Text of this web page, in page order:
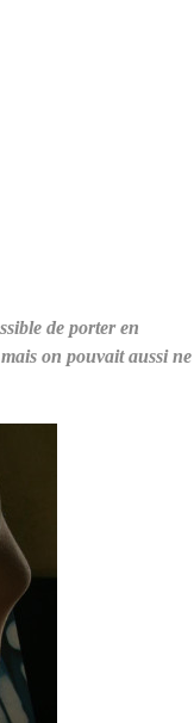
de porter en
on pouvait aussi ne